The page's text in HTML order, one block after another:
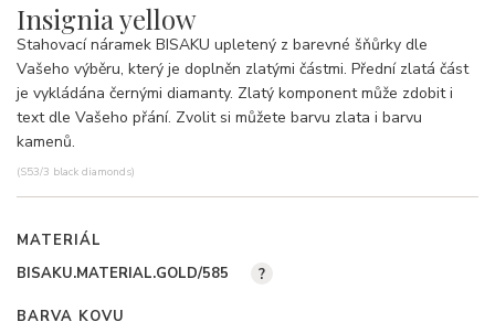
Insignia yellow
Stahovací náramek BISAKU upletený z barevné šňůrky dle
Vašeho výběru, který je doplněn zlatými částmi. Přední zlatá část
je vykládána černými diamanty. Zlatý komponent může zdobit i
text dle Vašeho přání. Zvolit si můžete barvu zlata i barvu
kamenů.
(S53/3 black diamonds)
MATERIÁL
BISAKU.MATERIAL.GOLD/585
?
BARVA KOVU